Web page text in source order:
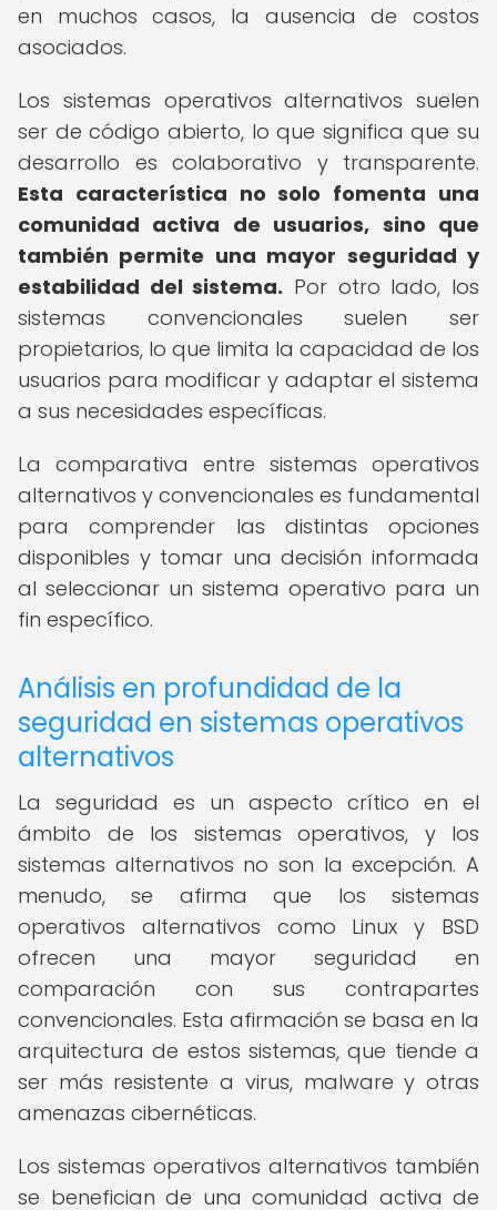
en muchos casos, la ausencia de costos
asociados.
Los sistemas operativos alternativos suelen
ser de código abierto, lo que significa que su
desarrollo es colaborativo y transparente.
Esta característica no solo fomenta una
comunidad activa de usuarios, sino que
también permite una mayor seguridad y
estabilidad del sistema. Por otro lado, los
sistemas convencionales suelen ser
propietarios, lo que limita la capacidad de los
usuarios para modificar y adaptar el sistema
a sus necesidades específicas.
La comparativa entre sistemas operativos
alternativos y convencionales es fundamental
para comprender las distintas opciones
disponibles y tomar una decisión informada
al seleccionar un sistema operativo para un
fin específico.
Análisis en profundidad de la
seguridad en sistemas operativos
alternativos
La seguridad es un aspecto crítico en el
ámbito de los sistemas operativos, y los
sistemas alternativos no son la excepción. A
menudo, se afirma que los sistemas
operativos alternativos como Linux y BSD
ofrecen una mayor seguridad en
comparación con sus contrapartes
convencionales. Esta afirmación se basa en la
arquitectura de estos sistemas, que tiende a
ser más resistente a virus, malware y otras
amenazas cibernéticas.
Los sistemas operativos alternativos también
se benefician de una comunidad activa de